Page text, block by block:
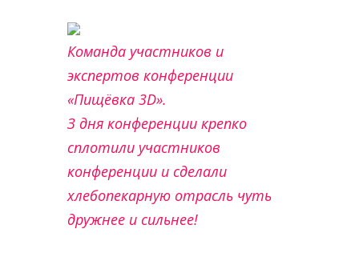
Команда участников и
экспертов конференции
«Пищёвка 3D».
З дня конференции крепко
сплотили участников
конференции и сделали
хлебопекарную отрасль чуть
дружнее и сильнее!